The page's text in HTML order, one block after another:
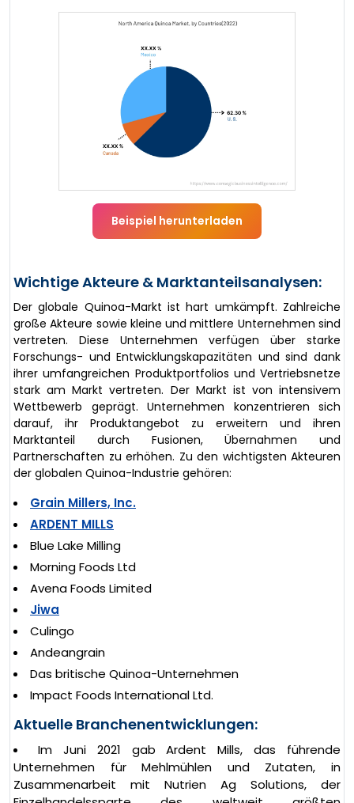
Beispiel herunterladen
Wichtige Akteure & Marktanteilsanalysen:
Der globale Quinoa-Markt ist hart umkämpft. Zahlreiche
große Akteure sowie kleine und mittlere Unternehmen sind
vertreten. Diese Unternehmen verfügen über starke
Forschungs- und Entwicklungskapazitäten und sind dank
ihrer umfangreichen Produktportfolios und Vertriebsnetze
stark am Markt vertreten. Der Markt ist von intensivem
Wettbewerb geprägt. Unternehmen konzentrieren sich
darauf, ihr Produktangebot zu erweitern und ihren
Marktanteil durch Fusionen, Übernahmen und
Partnerschaften zu erhöhen. Zu den wichtigsten Akteuren
der globalen Quinoa-Industrie gehören:
Grain Millers, Inc.
ARDENT MILLS
Blue Lake Milling
Morning Foods Ltd
Avena Foods Limited
Jiwa
Culingo
Andeangrain
Das britische Quinoa-Unternehmen
Impact Foods International Ltd.
Aktuelle Branchenentwicklungen:
Im Juni 2021 gab Ardent Mills, das führende
Unternehmen für Mehlmühlen und Zutaten, in
Zusammenarbeit mit Nutrien Ag Solutions, der